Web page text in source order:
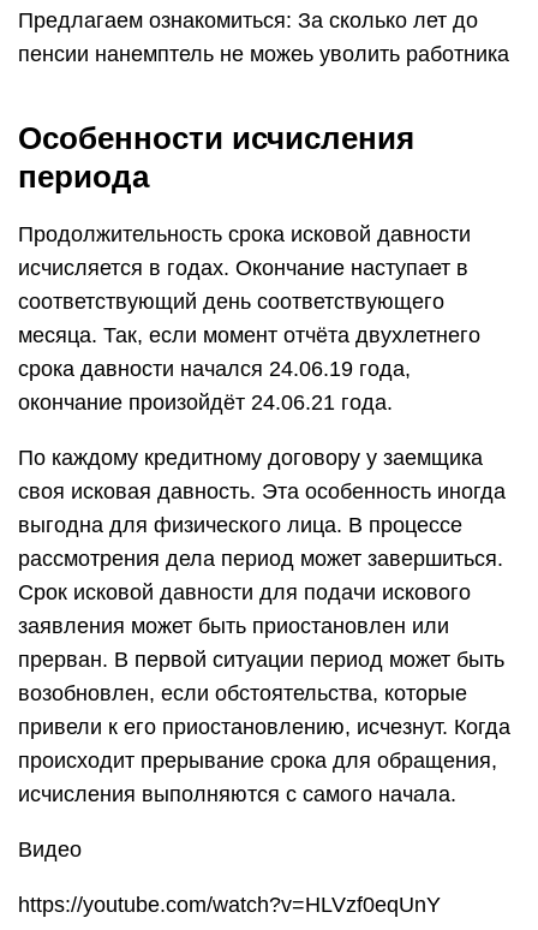
Предлагаем ознакомиться: За сколько лет до
пенсии нанемптель не можеь уволить работника
Особенности исчисления
периода
Продолжительность срока исковой давности
исчисляется в годах. Окончание наступает в
соответствующий день соответствующего
месяца. Так, если момент отчёта двухлетнего
срока давности начался 24.06.19 года,
окончание произойдёт 24.06.21 года.
По каждому кредитному договору у заемщика
своя исковая давность. Эта особенность иногда
выгодна для физического лица. В процессе
рассмотрения дела период может завершиться.
Срок исковой давности для подачи искового
заявления может быть приостановлен или
прерван. В первой ситуации период может быть
возобновлен, если обстоятельства, которые
привели к его приостановлению, исчезнут. Когда
происходит прерывание срока для обращения,
исчисления выполняются с самого начала.
Видео
https://youtube.com/watch?v=HLVzf0eqUnY